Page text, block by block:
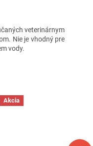
veterinárnym
Nie je vhodný pre
vody.
Akcia